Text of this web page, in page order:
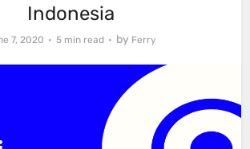
Indonesia
7, 2020 5 min read by Ferry